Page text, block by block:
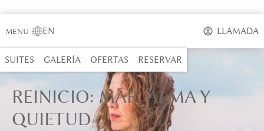
MENU ⋮ EN LLAMADA
SUITES GALERÍA OFERTAS RESERVAR
REINICIO: MAR, ALMA Y
QUIETUD